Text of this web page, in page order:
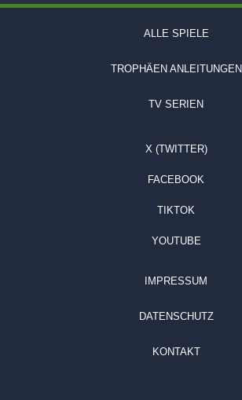
ALLE SPIELE
TROPHÄEN ANLEITUNGEN
TV SERIEN
X (TWITTER)
FACEBOOK
TIKTOK
YOUTUBE
IMPRESSUM
DATENSCHUTZ
KONTAKT